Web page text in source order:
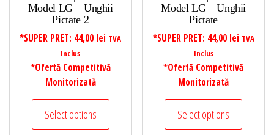
Model LG – Unghii
Pictate 2
*SUPER PRET: 44,00 lei TVA
Inclus
*Ofertă Competitivă
Monitorizată
Select options
Model LG – Unghii
Pictate
*SUPER PRET: 44,00 lei TVA
Inclus
*Ofertă Competitivă
Monitorizată
Select options